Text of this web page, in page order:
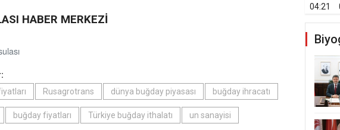
HABER MERKEZİ
Rusagrotrans dünya buğday piyasası buğday ihracatı
buğday fiyatları Türkiye buğday ithalatı un sanayisi
04:21